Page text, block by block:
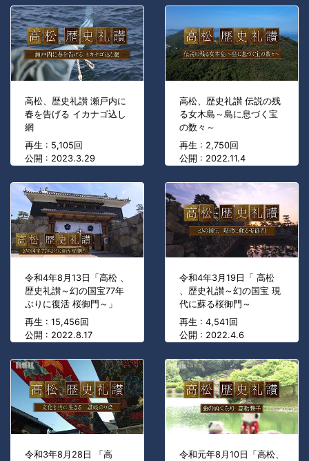
高松、歴史礼讃 瀬戸内に
春を告げる イカナゴ込し
網
再生 : 5,105回
公開 : 2023.3.29
高松、歴史礼讃 伝説の残
る女木島～島に息づく宝
の数々～
再生 : 2,750回
公開 : 2022.11.4
令和4年8月13日「高松 、
歴史礼讃～幻の国宝77年
ぶりに復活 桜御門～」
再生 : 15,456回
公開 : 2022.8.17
令和4年3月19日「 高松
、歴史礼讃～幻の国宝 現
代に蘇る桜御門～
再生 : 4,541回
公開 : 2022.4.6
令和3年8月28日 「高
令和元年8月10日「高松、